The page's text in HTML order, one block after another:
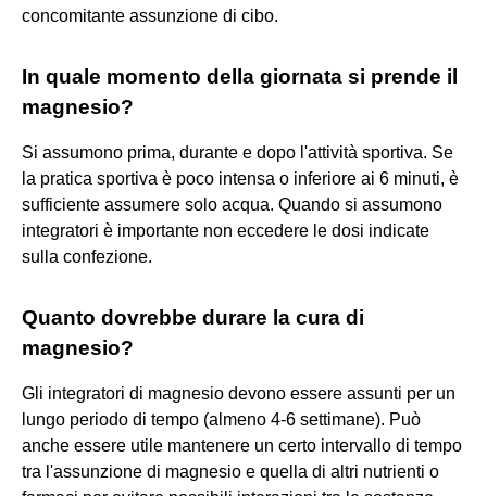
concomitante assunzione di cibo.
In quale momento della giornata si prende il
magnesio?
Si assumono prima, durante e dopo l'attività sportiva. Se
la pratica sportiva è poco intensa o inferiore ai 6 minuti, è
sufficiente assumere solo acqua. Quando si assumono
integratori è importante non eccedere le dosi indicate
sulla confezione.
Quanto dovrebbe durare la cura di
magnesio?
Gli integratori di magnesio devono essere assunti per un
lungo periodo di tempo (almeno 4-6 settimane). Può
anche essere utile mantenere un certo intervallo di tempo
tra l'assunzione di magnesio e quella di altri nutrienti o